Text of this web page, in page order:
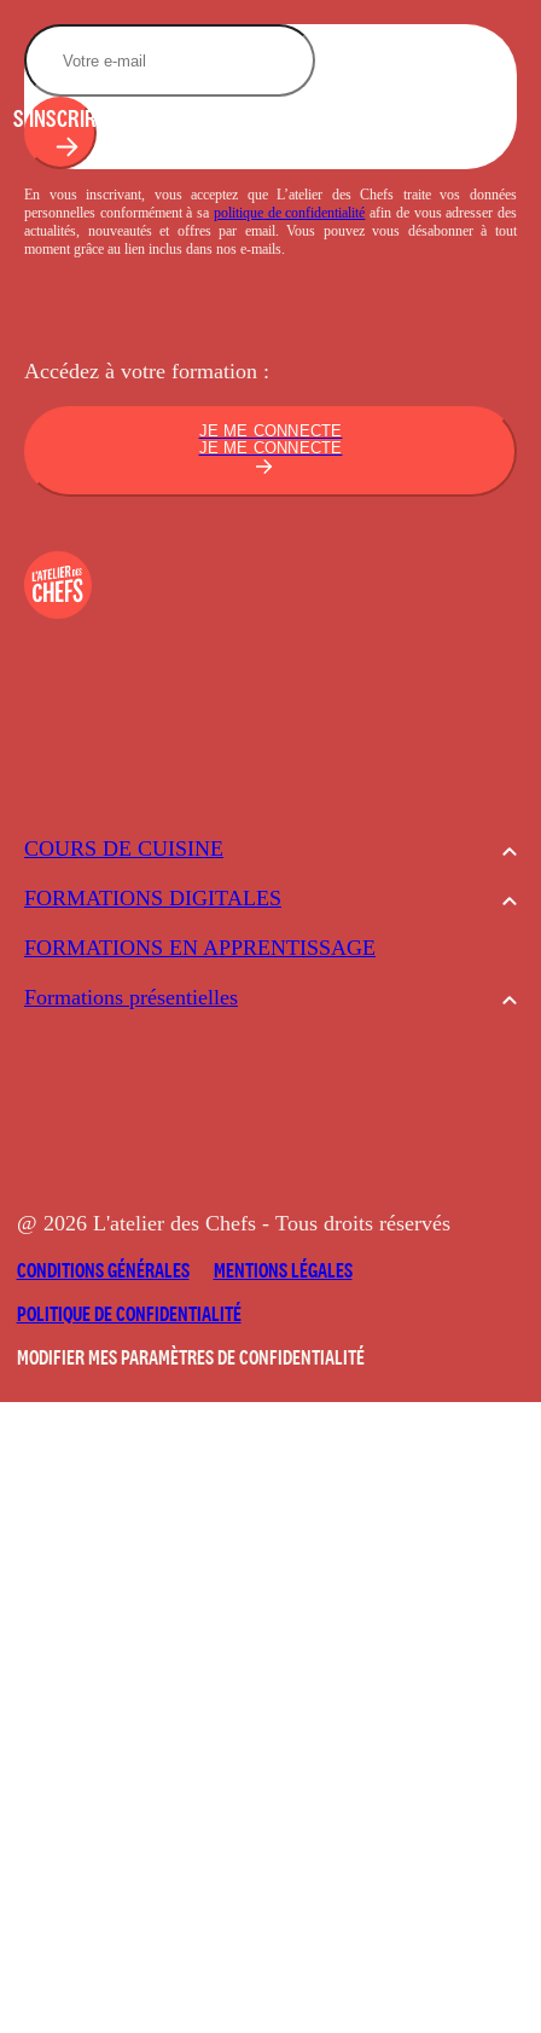
COURS DE CUISINE
FORMATIONS DIGITALES
FORMATIONS EN APPRENTISSAGE
Formations présentielles
S'INSCRIRE
En vous inscrivant, vous acceptez que L’atelier des Chefs traite vos données
personnelles conformément à sa politique de confidentialité afin de vous adresser des
actualités, nouveautés et offres par email. Vous pouvez vous désabonner à tout
moment grâce au lien inclus dans nos e-mails.
Accédez à votre formation :
JE ME CONNECTE
JE ME CONNECTE
@ 2026 L'atelier des Chefs - Tous droits réservés
CONDITIONS GÉNÉRALES
MENTIONS LÉGALES
POLITIQUE DE CONFIDENTIALITÉ
MODIFIER MES PARAMÈTRES DE CONFIDENTIALITÉ